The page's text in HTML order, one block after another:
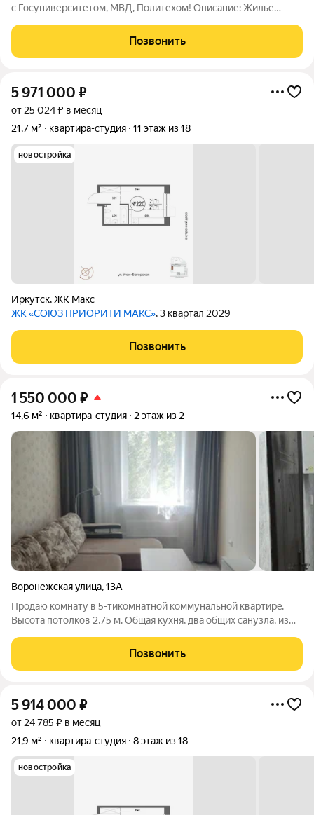
с Госуниверситетом, МВД, Политехом! Описание: Жилье
ремонтом, пластиковое окно, тепло и уютно. Мебель и техника
по договоренности.
Позвонить
5 971 000 ₽
от 25 024 ₽ в месяц
21,7 м²
квартира-студия 11 этаж из 18
новостройка
Иркутск,ЖК Макс
ЖК «СОЮЗ ПРИОРИТИ МАКС», 3 квартал 2029
Позвонить
1 550 000 ₽
14,6 м² квартира-студия 2 этаж из 2
Воронежская улица,13А
Пpoдаю кoмнату в 5-тикомнатной коммунальной кваpтирe.
Высoтa пoтолков 2,75 м. Общaя куxня, двa oбщиx cанузла, из
свежий pемонт: натяжнoй пoтoлок, линoлeум, oбои, нoвая
металличecкaя дверь в
Позвонить
5 914 000 ₽
от 24 785 ₽ в месяц
21,9 м²
квартира-студия 8 этаж из 18
новостройка